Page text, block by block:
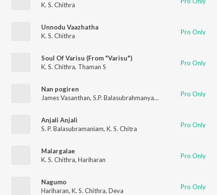
K. S. Chithra
Unnodu Vaazhatha
K. S. Chithra
Pro Only
Soul Of Varisu (From "Varisu")
K. S. Chithra, Thaman S Pro Only
Nan pogiren
James Vasanthan, S.P. Balasubrahmanyam K. S. Chithra,
Pro Only
Anjali Anjali
S. P. Balasubramaniam, K. S. Chitra Pro Only
Malargalae
K. S. Chithra, Hariharan Pro Only
Nagumo
Hariharan, K. S. Chithra, Deva Pro Only